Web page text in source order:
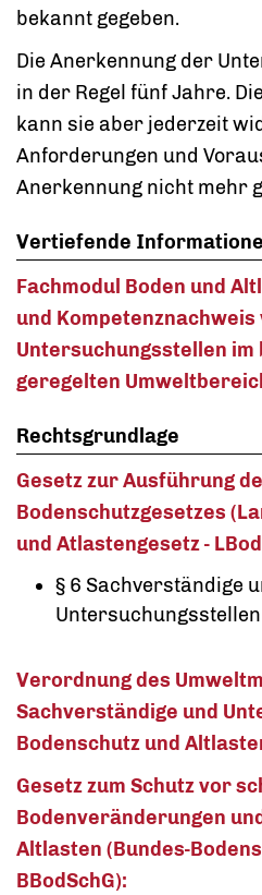
bekannt gegeben.
Die Anerkennung der
in der Regel fünf Jahre.
kann sie aber jederzeit
Anforderungen und
Anerkennung nicht mehr
Vertiefende
Fachmodul Boden und
und Kompetenznachweis
Untersuchungsstellen
geregelten
Rechtsgrundlage
Gesetz zur Ausführung
Bodenschutzgesetzes
und Atlastengesetz -
§ 6 Sachverständige
Untersuchungsstellen
Verordnung des
Sachverständige und
Bodenschutz und
Gesetz zum Schutz vor
Bodenveränderungen
Altlasten (Bundes-
BBodSchG):